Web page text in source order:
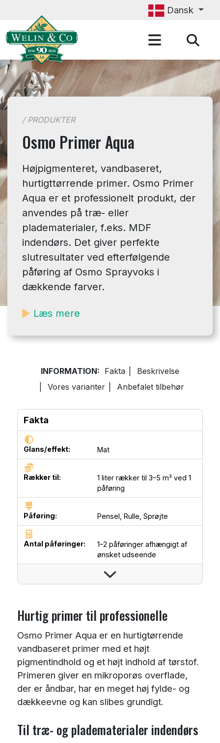
Dansk
/ PRODUKTER
Osmo Primer Aqua
Højpigmenteret, vandbaseret,
hurtigttørrende primer. Osmo Primer
Aqua er et professionelt produkt, der
anvendes på træ- eller
pladematerialer, f.eks. MDF
indendørs. Det giver perfekte
slutresultater ved efterfølgende
påføring af Osmo Sprayvoks i
dækkende farver.
Læs mere
INFORMATION: Fakta
Beskrivelse
Vores varianter Anbefalet tilbehør
Fakta
Glans/effekt: Mat
Rækker til:
1 liter rækker til 3–5 m² ved 1
påføring
Påføring: Pensel, Rulle, Sprøjte
Antal påføringer:
1–2 påføringer afhængigt af
ønsket udseende
Hurtig primer til professionelle
Osmo Primer Aqua er en hurtigtørrende
vandbaseret primer med et højt
pigmentindhold og et højt indhold af tørstof.
Primeren giver en mikroporøs overflade,
der er åndbar, har en meget høj fylde- og
dækkeevne og kan slibes grundigt.
Til træ- og pladematerialer indendørs